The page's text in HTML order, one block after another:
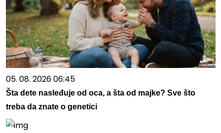
05. 08. 2026 06:45
Šta dete nasleđuje od oca, a šta od majke? Sve što
treba da znate o genetici